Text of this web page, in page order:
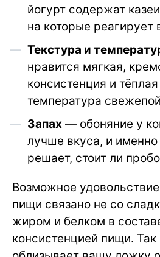
йогурт содержат
на которые реагирует
Текстура и
нравится мягкая,
консистенция и
температура
Запах — обоняние у
лучше вкуса, и именно
решает, стоит ли
Возможное
пищи связано не со
жиром и белком в
консистенцией пищи. Так